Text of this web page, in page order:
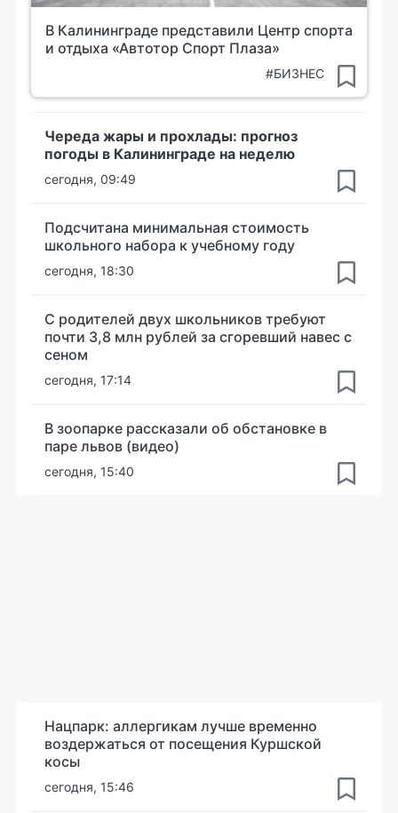
В Калининграде представили Центр спорта
и отдыха «Автотор Спорт Плаза»
#БИЗНЕС
Череда жары и прохлады: прогноз
погоды в Калининграде на неделю
сегодня, 09:49
Подсчитана минимальная стоимость
школьного набора к учебному году
сегодня, 18:30
С родителей двух школьников требуют
почти 3,8 млн рублей за сгоревший навес с
сеном
сегодня, 17:14
В зоопарке рассказали об обстановке в
паре львов (видео)
сегодня, 15:40
Нацпарк: аллергикам лучше временно
воздержаться от посещения Куршской
косы
сегодня, 15:46